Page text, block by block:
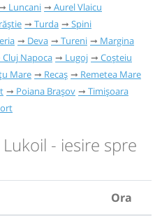
Luncani
Aurel Vlaicu
Turda
Spini
Deva Tureni
Margina
Cluj Napoca Lugoj
Coșteiu
Mare Recaș
Remetea Mare
Poiana Brașov
Timișoara
- iesire spre
Ora